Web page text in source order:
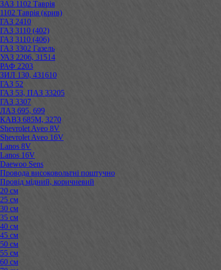
ЗАЗ 1102 Таврія
1102 Таврія (крив)
ГАЗ 2410
ГАЗ 3110 (402)
ГАЗ 3110 (406)
ГАЗ 3302 Газель
УАЗ 2206, 31514
РАФ 2203
ЗИЛ 130, 431610
ГАЗ 52
ГАЗ 53, ПАЗ 33205
ГАЗ 3307
ЛАЗ 695, 699
КАВЗ 685М, 3270
Shevrolet Aveo 8V
Shevrolet Aveo 16V
Lanos 8V
Lanos 16V
Daewoo Sens
Провода високовольтні поштучно
Провід мідний, коричневий
20 см
25 см
30 см
35 см
40 см
45 см
50 см
55 см
60 см